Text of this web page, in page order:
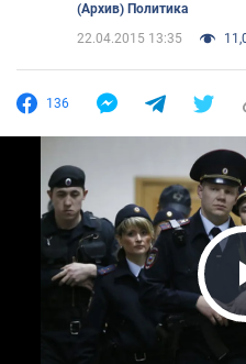
(Архив) Политика
22.04.2015 13:35
136